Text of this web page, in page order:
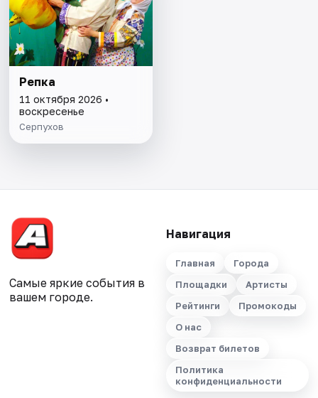
Репка
11 октября 2026 •
воскресенье
Серпухов
Самые яркие события в
вашем городе.
Навигация
Главная
Города
Площадки
Артисты
Рейтинги
Промокоды
О нас
Возврат билетов
Политика
конфиденциальности